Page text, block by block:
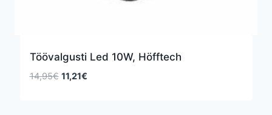
Töövalgusti Led 10W, Höfftech
14,95€ Algne
11,21€Praegune